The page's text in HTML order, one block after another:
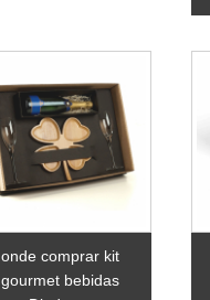
onde comprar kit
gourmet bebidas